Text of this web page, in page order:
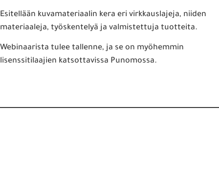
Esitellään kuvamateriaalin kera eri virkkauslajeja, niiden
materiaaleja, työskentelyä ja valmistettuja tuotteita.
Webinaarista tulee tallenne, ja se on myöhemmin
lisenssitilaajien katsottavissa Punomossa.